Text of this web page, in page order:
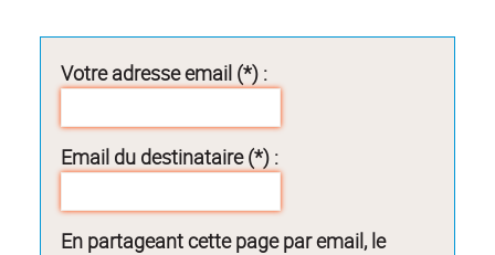
Votre adresse email (*) :
Email du destinataire (*) :
En partageant cette page par email, le